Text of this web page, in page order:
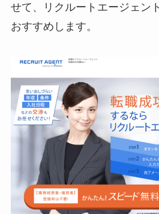
せて、リクルートエージェン
おすすめします。